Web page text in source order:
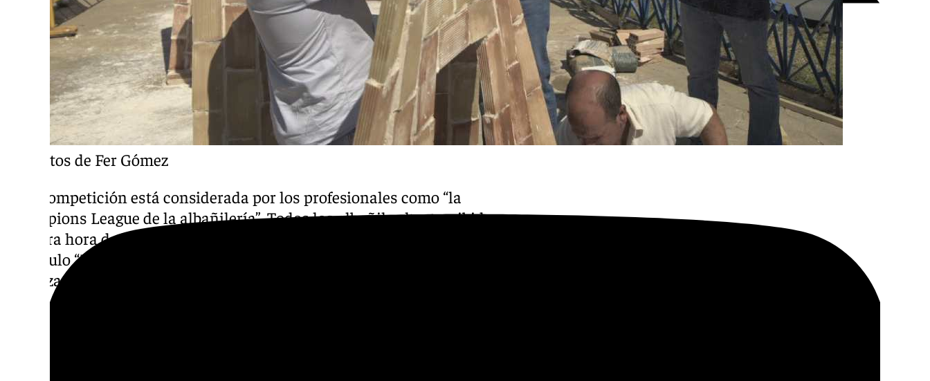
Youtube
Fotos de Fer Gómez
Esta competición está considerada por los profesionales como “la
Champions League de la albañilería”. Todos los albañiles han recibido a
primera hora de la mañana los planos de la figura a realizar, que tenía
por título “Encuentro a hueso de dos paraboloides hiperbólicos” y que les
ha forzado a desafiar la gravedad a base de ladrillo y cemento. A la hora
de calificar las construcciones, el jurado ha tenido en cuenta la